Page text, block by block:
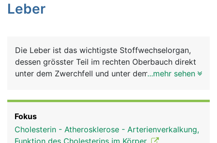
Symptome
News
Rubriken
Leber
Die Leber ist das wichtigste Stoffwechselorgan,
dessen grösster Teil im rechten Oberbauch direkt
unter dem Zwerchfell und unter dem rechten
(Hepatozyten). Die Leber erfüllt viele
lebenswichtige Aufgaben: Sie ist gleichzeitig
...mehr sehen
Fokus
Cholesterin - Atherosklerose - Arterienverkalkung,
Funktion des Cholesterins im Körper